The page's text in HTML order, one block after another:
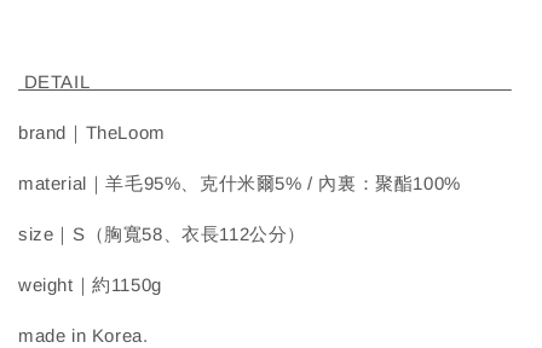
DETAIL
brand｜TheLoom
material｜羊毛95%、克什米爾5% / 內裏：聚酯100%
size｜S（胸寬58、衣長112公分）
weight｜約1150g
made in Korea.